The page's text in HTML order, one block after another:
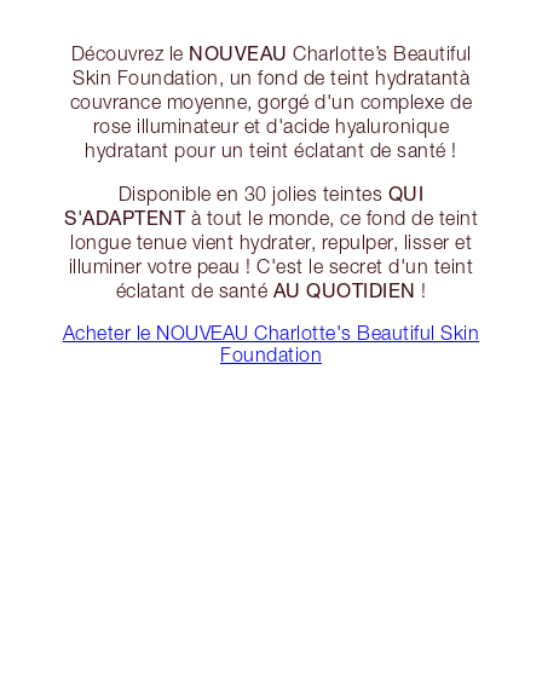
Découvrez le NOUVEAU Charlotte’s Beautiful
Skin Foundation, un fond de teint hydratantà
couvrance moyenne, gorgé d'un complexe de
rose illuminateur et d'acide hyaluronique
hydratant pour un teint éclatant de santé !
Disponible en 30 jolies teintes QUI
S'ADAPTENTà tout le monde, ce fond de teint
longue tenue vient hydrater, repulper, lisser et
illuminer votre peau ! C'est le secret d'un teint
éclatant de santé AU QUOTIDIEN !
Acheter le NOUVEAU Charlotte's Beautiful Skin
Foundation